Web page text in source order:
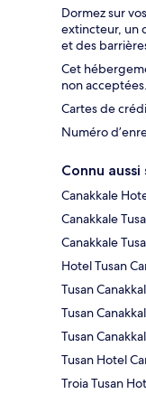
Dormez sur
extincteur, un
et des
Cet
non acceptées.
Cartes de
Numéro
Connu
Canakkale
Canakkale
Canakkale
Hotel Tusan
Tusan
Tusan
Tusan
Tusan Hotel
Troia Tusan